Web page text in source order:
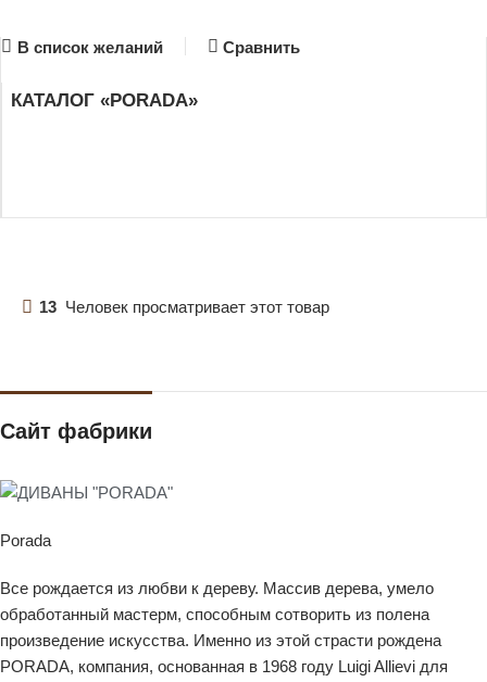
В список желаний Сравнить
КАТАЛОГ «PORADA»
13 Человек просматривает этот товар
Сайт фабрики
Porada
Все рождается из любви к дереву. Массив дерева, умело
обработанный мастерм, способным сотворить из полена
произведение искусства. Именно из этой страсти рождена
PORADA, компания, основанная в 1968 году Luigi Allievi для